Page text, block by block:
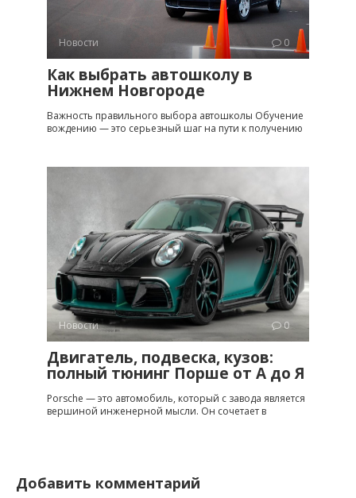
Новости 0
Как выбрать автошколу в
Нижнем Новгороде
Важность правильного выбора автошколы Обучение
вождению — это серьезный шаг на пути к получению
Новости 0
Двигатель, подвеска, кузов:
полный тюнинг Порше от A до Я
Porsche — это автомобиль, который с завода является
вершиной инженерной мысли. Он сочетает в
Добавить комментарий